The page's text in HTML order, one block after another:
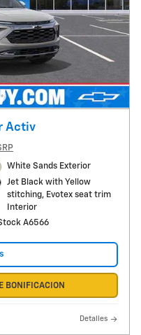
Activ
White Sands Exterior
Jet Black with Yellow
stitching, Evotex seat trim
Interior
A6566
BONIFICACION
Detalles